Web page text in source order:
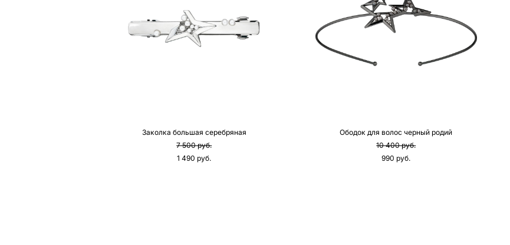
Заколка большая серебряная
7 500 pуб.
1 490 pуб.
Ободок для волос черный родий
10 400 pуб.
990 pуб.